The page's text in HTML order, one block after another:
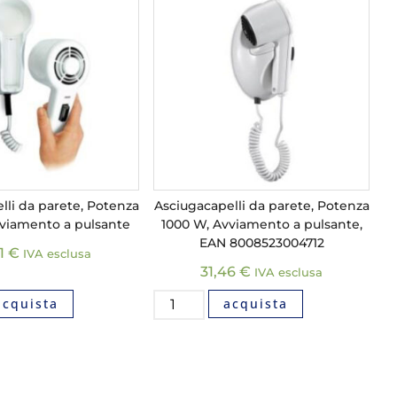
da parete, Potenza
a pulsante
€ IVA esclusa
Asciugacapelli da parete, Potenza
1000 W, Avviamento a pulsante,
EAN 8008523004712
31,46€ IVA esclusa
acquista